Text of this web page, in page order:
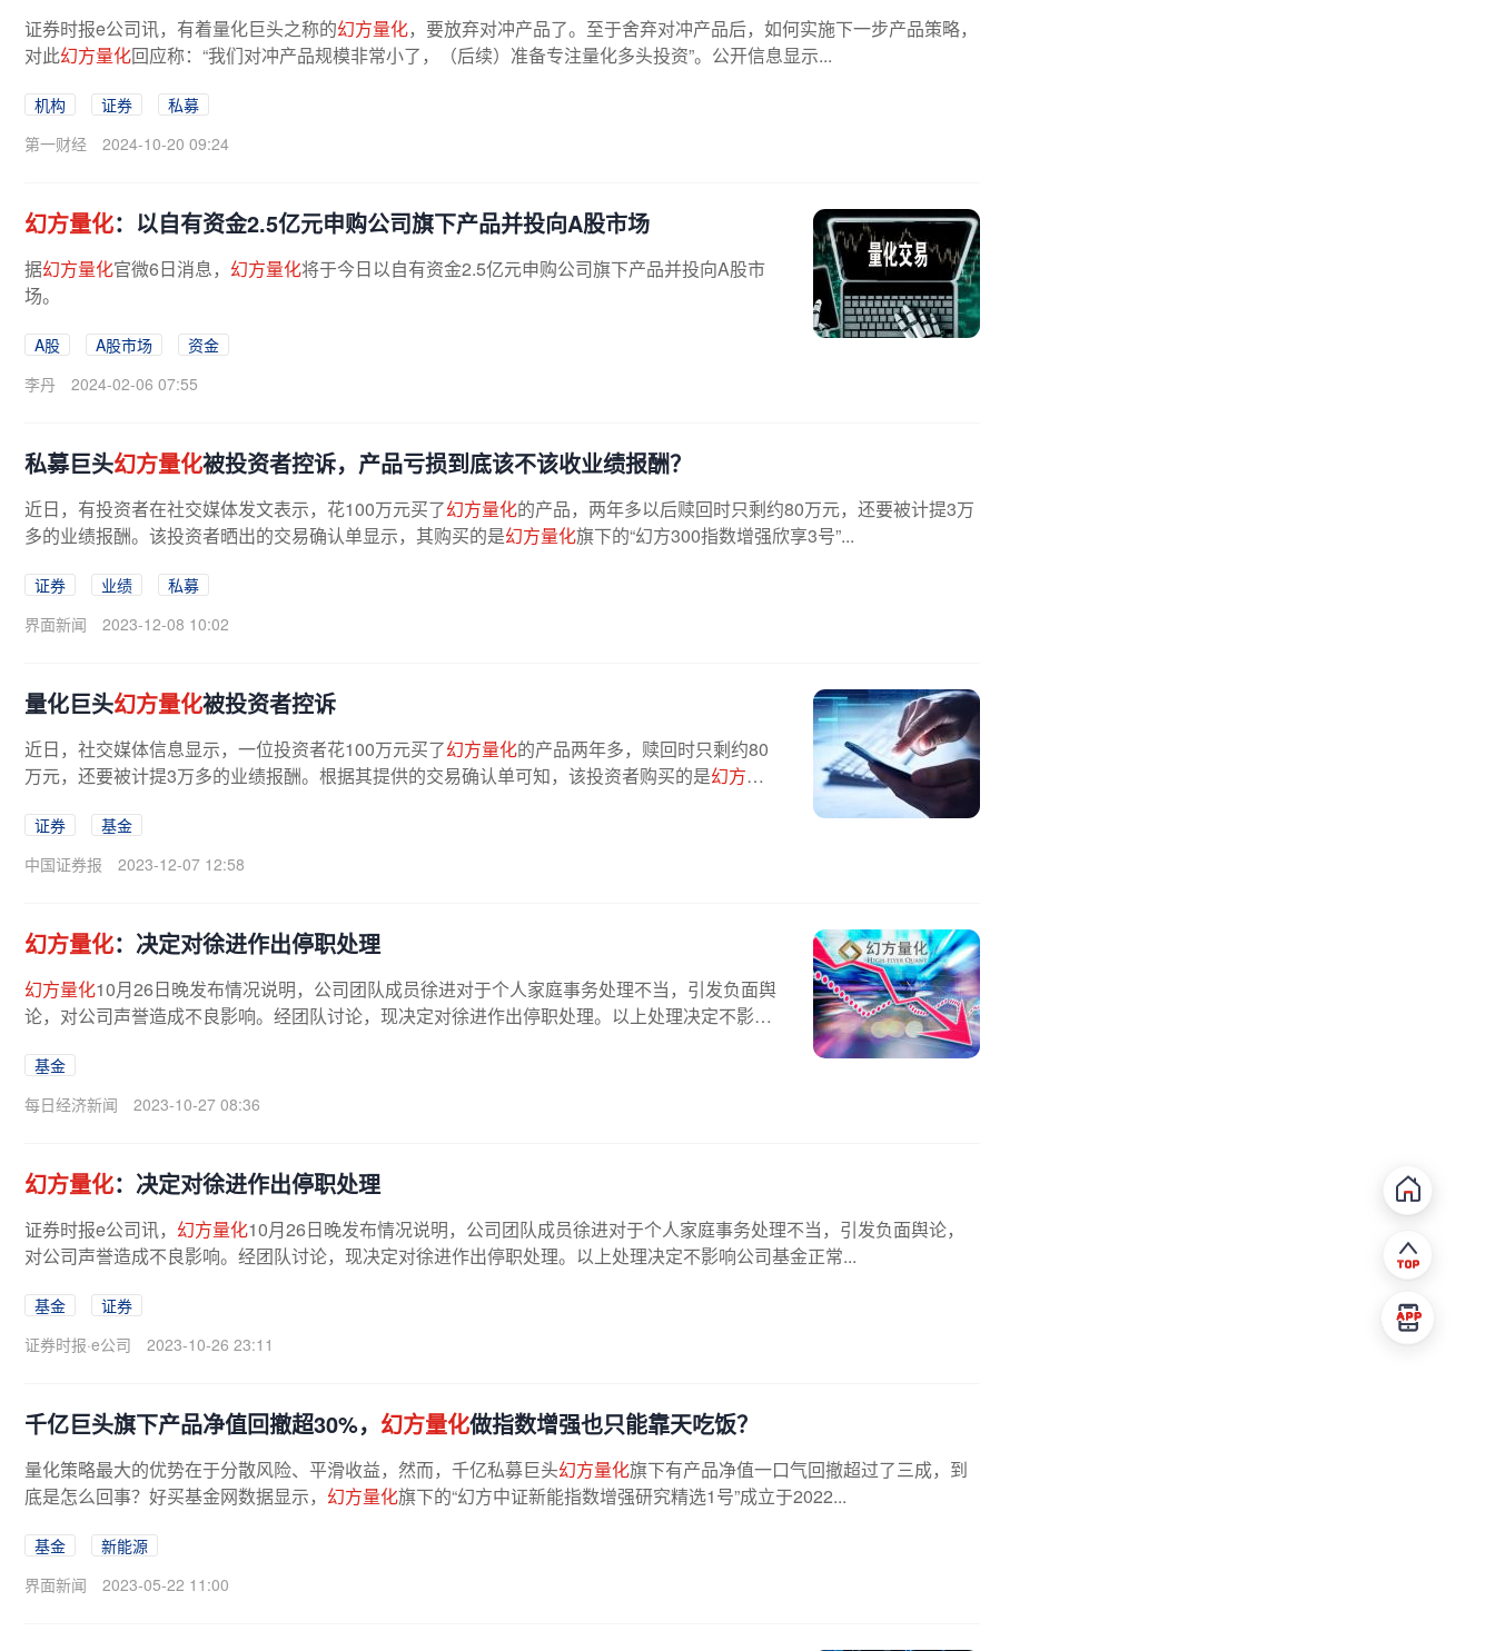
证券时报e公司讯，有着量化巨头之称的幻方量化，要放弃对冲产品了。至于舍弃对冲产品后，如何实施下一步产品策略，
对此幻方量化回应称：“我们对冲产品规模非常小了，（后续）准备专注量化多头投资”。公开信息显示...
机构 证券
私募
第一财经
2024-10-20 09:24
幻方量化：以自有资金2.5亿元申购公司旗下产品并投向A股市场
据幻方量化官微6日消息， 幻方量化将于今日以自有资金2.5亿元申购公司旗下产品并投向A股市
场。
A股 A股市场
资金
李丹
2024-02-06 07:55
私募巨头幻方量化被投资者控诉，产品亏损到底该不该收业绩报酬？
近日，有投资者在社交媒体发文表示，花100万元买了幻方量化的产品，两年多以后赎回时只剩约80万元，还要被计提3万
多的业绩报酬。该投资者晒出的交易确认单显示，其购买的是幻方量化旗下的“幻方300指数增强欣享3号”...
证券 业绩
私募
界面新闻
2023-12-08 10:02
量化巨头幻方量化被投资者控诉
近日，社交媒体信息显示，一位投资者花100万元买了幻方量化的产品两年多，赎回时只剩约80
万元，还要被计提3万多的业绩报酬。根据其提供的交易确认单可知，该投资者购买的是幻方量
证券
基金
中国证券报
2023-12-07 12:58
幻方量化：决定对徐进作出停职处理
幻方量化10月26日晚发布情况说明，公司团队成员徐进对于个人家庭事务处理不当，引发负面舆
论，对公司声誉造成不良影响。经团队讨论，现决定对徐进作出停职处理。以上处理决定不影响
基金
每日经济新闻
2023-10-27 08:36
幻方量化：决定对徐进作出停职处理
证券时报e公司讯， 幻方量化10月26日晚发布情况说明，公司团队成员徐进对于个人家庭事务处理不当，引发负面舆论，
对公司声誉造成不良影响。经团队讨论，现决定对徐进作出停职处理。以上处理决定不影响公司基金正常...
基金
证券
证券时报·e公司
2023-10-26 23:11
千亿巨头旗下产品净值回撤超30%， 幻方量化做指数增强也只能靠天吃饭？
量化策略最大的优势在于分散风险、平滑收益，然而，千亿私募巨头幻方量化旗下有产品净值一口气回撤超过了三成，到
底是怎么回事？好买基金网数据显示， 幻方量化旗下的“幻方中证新能指数增强研究精选1号”成立于2022...
基金
新能源
界面新闻
2023-05-22 11:00